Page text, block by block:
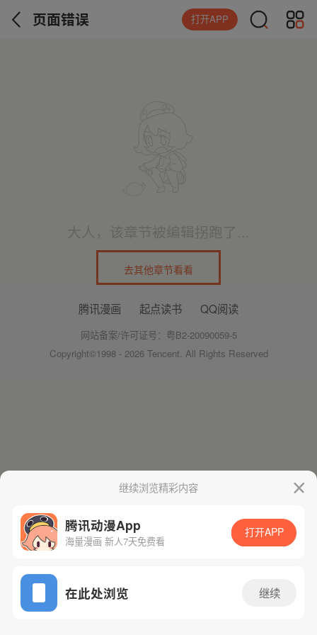
页面错误 打开APP
大人，该章节被编辑拐跑了...
去其他章节看看
继续浏览精彩内容
腾讯动漫App
海量漫画 新人7天免费看
打开APP
在此处浏览 继续
腾讯漫画 起点读书 QQ阅读
网站备案/许可证号：粤B2-20090059-5
Copyright©1998 - 2026 Tencent. All Rights Reserved